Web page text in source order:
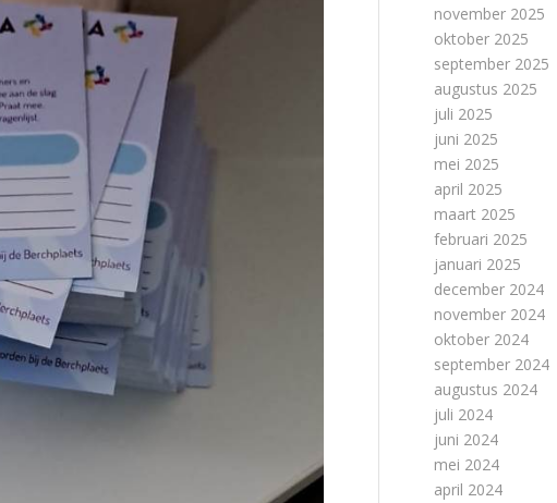
november 2025
oktober 2025
september 2025
augustus 2025
juli 2025
juni 2025
mei 2025
april 2025
maart 2025
februari 2025
januari 2025
december 2024
november 2024
oktober 2024
september 2024
augustus 2024
juli 2024
juni 2024
mei 2024
april 2024